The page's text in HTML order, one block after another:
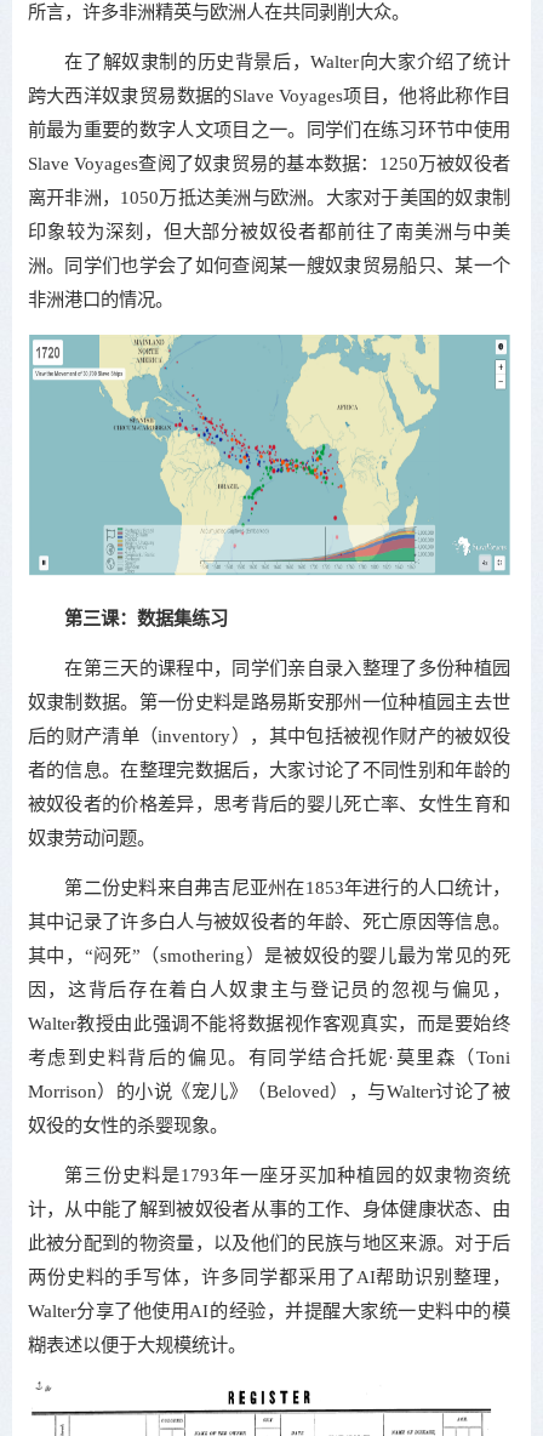
所言，许多非洲精英与欧洲人在共同剥削大众。
在了解奴隶制的历史背景后，Walter向大家介绍了统计
跨大西洋奴隶贸易数据的Slave Voyages项目，他将此称作目
前最为重要的数字人文项目之一。同学们在练习环节中使用
Slave Voyages查阅了奴隶贸易的基本数据：1250万被奴役者
离开非洲，1050万抵达美洲与欧洲。大家对于美国的奴隶制
印象较为深刻，但大部分被奴役者都前往了南美洲与中美
洲。同学们也学会了如何查阅某一艘奴隶贸易船只、某一个
非洲港口的情况。
第三课：数据集练习
在第三天的课程中，同学们亲自录入整理了多份种植园
奴隶制数据。第一份史料是路易斯安那州一位种植园主去世
后的财产清单（inventory），其中包括被视作财产的被奴役
者的信息。在整理完数据后，大家讨论了不同性别和年龄的
被奴役者的价格差异，思考背后的婴儿死亡率、女性生育和
奴隶劳动问题。
第二份史料来自弗吉尼亚州在1853年进行的人口统计，
其中记录了许多白人与被奴役者的年龄、死亡原因等信息。
其中，“闷死”（smothering）是被奴役的婴儿最为常见的死
因，这背后存在着白人奴隶主与登记员的忽视与偏见，
Walter教授由此强调不能将数据视作客观真实，而是要始终
考虑到史料背后的偏见。有同学结合托妮·莫里森（Toni
Morrison）的小说《宠儿》（Beloved），与Walter讨论了被
奴役的女性的杀婴现象。
第三份史料是1793年一座牙买加种植园的奴隶物资统
计，从中能了解到被奴役者从事的工作、身体健康状态、由
此被分配到的物资量，以及他们的民族与地区来源。对于后
两份史料的手写体，许多同学都采用了AI帮助识别整理，
Walter分享了他使用AI的经验，并提醒大家统一史料中的模
糊表述以便于大规模统计。